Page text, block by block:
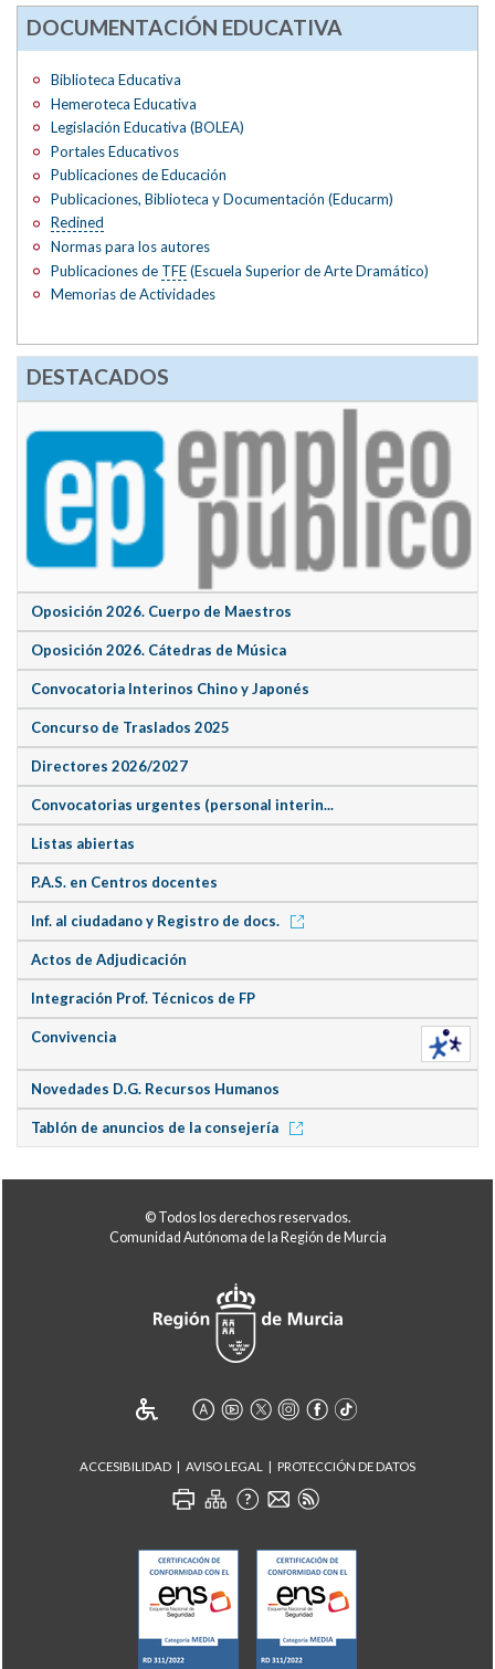
DOCUMENTACIÓN EDUCATIVA
Biblioteca Educativa
Hemeroteca Educativa
Legislación Educativa (BOLEA)
Portales Educativos
Publicaciones de Educación
Publicaciones, Biblioteca y Documentación (Educarm)
Redined
Normas para los autores
Publicaciones de TFE(Escuela Superior de Arte Dramático)
Memorias de Actividades
DESTACADOS
Oposición 2026. Cuerpo de Maestros
Oposición 2026. Cátedras de Música
Convocatoria Interinos Chino y Japonés
Concurso de Traslados 2025
Directores 2026/2027
Convocatorias urgentes (personal interin...
Listas abiertas
P.A.S. en Centros docentes
Inf. al ciudadano y Registro de docs.
Actos de Adjudicación
Integración Prof. Técnicos de FP
Convivencia
Novedades D.G. Recursos Humanos
Tablón de anuncios de la consejería
© Todos los derechos reservados.
Comunidad Autónoma de la Región de Murcia
ACCESIBILIDAD AVISO LEGAL PROTECCIÓN DE DATOS